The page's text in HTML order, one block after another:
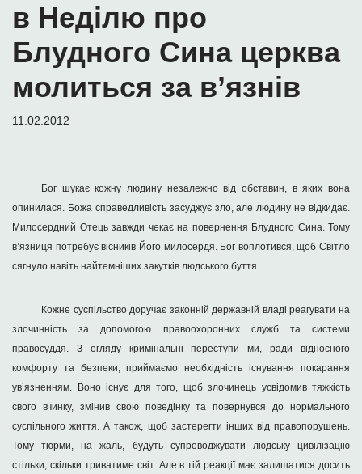
в Неділю про
Блудного Сина церква
молиться за в’язнів
11.02.2012
Бог шукає кожну людину незалежно від обставин, в яких вона
опинилася. Божа справедливість засуджує зло, але людину не відкидає.
Милосердний Отець завжди чекає на повернення Блудного Сина. Тому
в’язниця потребує вісників Його милосердя. Бог воплотився, щоб Світло
сягнуло навіть найтемніших закутків людського буття.
Кожне суспільство доручає законній державній владі реагувати на
злочинність за допомогою правоохоронних служб та системи
правосуддя. З огляду кримінальні переступи ми, ради відносного
комфорту та безпеки, приймаємо необхідність існування покарання
ув’язненням. Воно існує для того, щоб злочинець усвідомив тяжкість
свого вчинку, змінив свою поведінку та повернувся до нормального
суспільного життя. А також, щоб застерегти інших від правопорушень.
Тому тюрми, на жаль, будуть супроводжувати людську цивілізацію
стільки, скільки триватиме світ. Але в тій реакції має залишатися досить